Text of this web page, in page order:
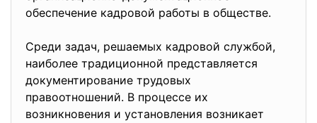
обеспечение кадровой работы в обществе.
Среди задач, решаемых кадровой службой,
наиболее традиционной представляется
документирование трудовых
правоотношений. В процессе их
возникновения и установления возникает